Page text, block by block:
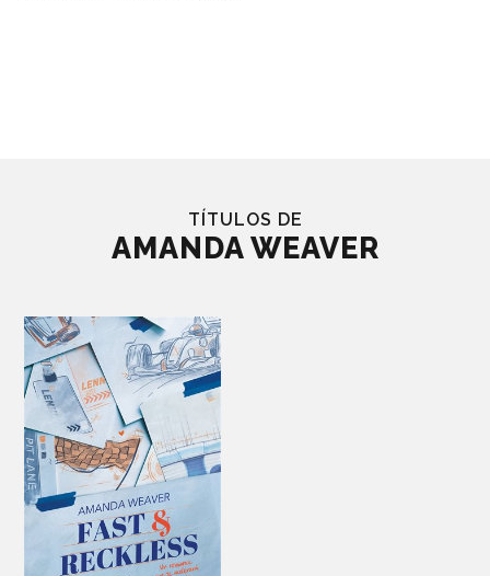
TÍTULOS DE
AMANDA WEAVER